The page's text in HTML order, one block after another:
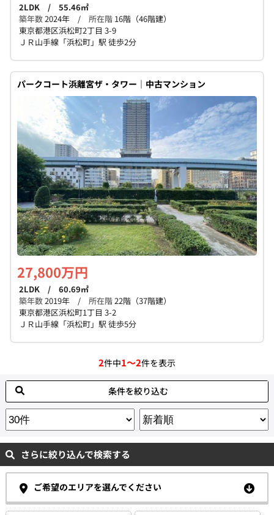
2LDK / 55.46㎡
築年数2024年 / 所在階 16階（46階建）
東京都港区浜松町2丁目 3-9
ＪＲ山手線「浜松町」駅 徒歩2分
パークコート浜離宮ザ・タワー｜中古マンション
27,800万円
2LDK / 60.69㎡
築年数2019年 / 所在階22階（37階建）
東京都港区浜松町1丁目 3-2
ＪＲ山手線「浜松町」駅 徒歩5分
2件中1～2件を表示
条件を絞り込む
さらに絞り込んで検索する
ご希望のエリアを選んでください